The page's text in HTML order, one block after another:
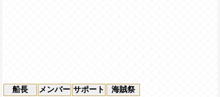
船長 メンバー サポート
海賊祭